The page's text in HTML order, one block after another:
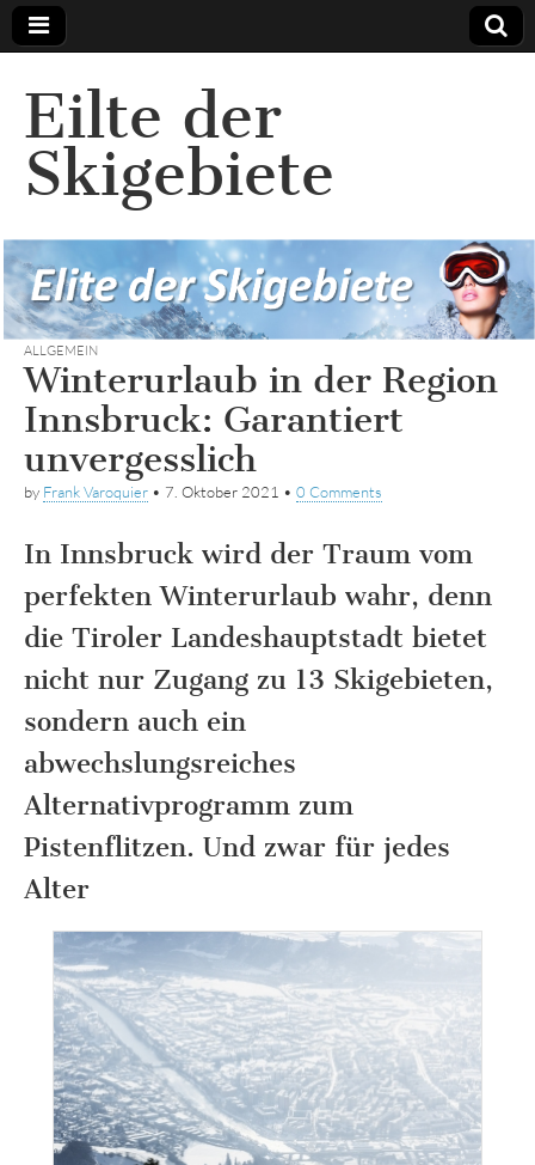
Eilte der
Skigebiete
ALLGEMEIN
Winterurlaub in der Region
Innsbruck: Garantiert
unvergesslich
by Frank Varoquier • 7. Oktober 2021 • 0 Comments
In Innsbruck wird der Traum vom
perfekten Winterurlaub wahr, denn
die Tiroler Landeshauptstadt bietet
nicht nur Zugang zu 13 Skigebieten,
sondern auch ein
abwechslungsreiches
Alternativprogramm zum
Pistenflitzen. Und zwar für jedes
Alter